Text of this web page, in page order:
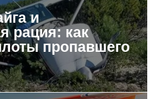
и
рация: как
пропавшего